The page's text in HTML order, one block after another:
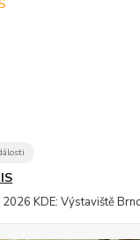
2026 KDE: Výstaviště